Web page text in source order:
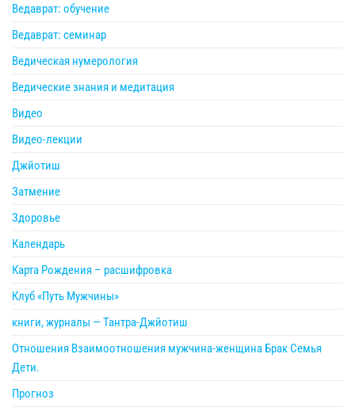
Ведаврат: обучение
Ведаврат: семинар
Ведическая нумерология
Ведические знания и медитация
Видео
Видео-лекции
Джйотиш
Затмение
Здоровье
Календарь
Карта Рождения – расшифровка
Клуб «Путь Мужчины»
книги, журналы — Тантра-Джйотиш
Отношения Взаимоотношения мужчина-женщина Брак Семья
Дети.
Прогноз